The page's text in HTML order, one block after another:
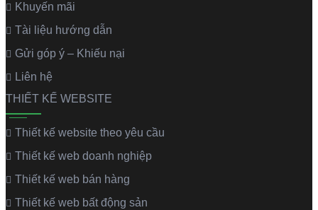
Khuyến mãi
Tài liệu hướng dẫn
Gửi góp ý – Khiếu nại
Liên hệ
THIẾT KẾ WEBSITE
Thiết kế website theo yêu cầu
Thiết kế web doanh nghiệp
Thiết kế web bán hàng
Thiết kế web bất động sản